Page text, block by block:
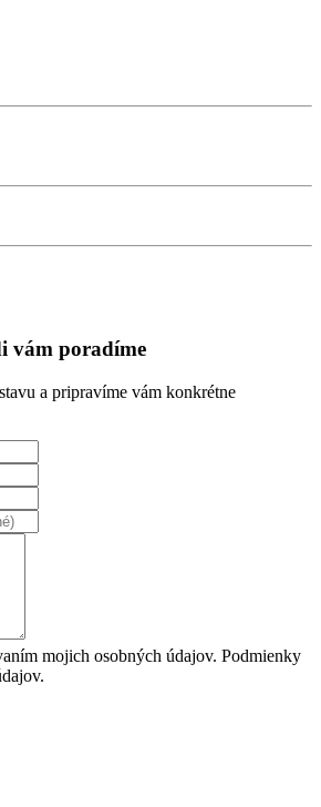
vám poradíme
a pripravíme vám konkrétne
mojich osobných údajov. Podmienky